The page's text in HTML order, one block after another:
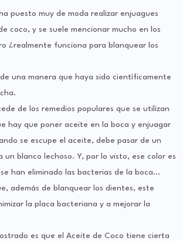
puesto muy de moda realizar enjuagues
coco, y se suele mencionar mucho en los
¿realmente funciona para blanquear los
una manera que haya sido científicamente
de los remedios populares que se utilizan
hay que poner aceite en la boca y enjuagar
se escupe el aceite, debe pasar de un
blanco lechoso. Y, por lo visto, ese color es
han eliminado las bacterias de la boca…
además de blanquear los dientes, este
la placa bacteriana y a mejorar la
es que el Aceite de Coco tiene cierta